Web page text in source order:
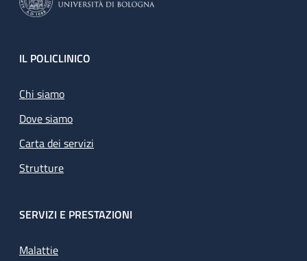
Footer
IL POLICLINICO
Chi siamo
Dove siamo
Carta dei servizi
Strutture
SERVIZI E PRESTAZIONI
Malattie